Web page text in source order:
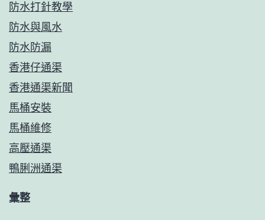
防水打針教學
防水與風水
防水防漏
香港仔通渠
香港通渠新聞
馬桶安裝
馬桶維修
高壓通渠
鴨脷洲通渠
彙整